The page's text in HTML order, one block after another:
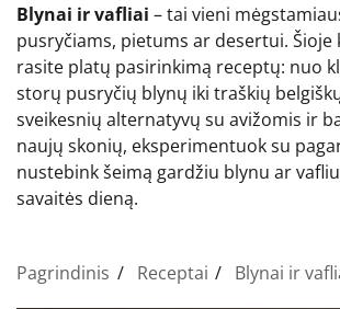
Blynai ir vafliai – tai vieni
pusryčiams, pietums ar desertui. Šioje
rasite platų pasirinkimą receptų: nuo
storų pusryčių blynų iki traškių
sveikesnių alternatyvų su avižomis ir
naujų skonių, eksperimentuok su
nustebink šeimą gardžiu blynu ar
savaitės dieną.
Pagrindinis Receptai Blynai ir